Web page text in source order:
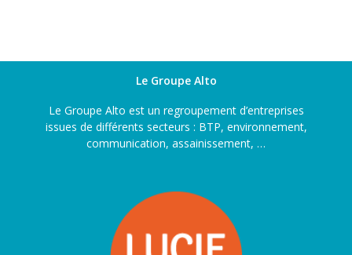
Le Groupe Alto
Le Groupe Alto est un regroupement d’entreprises
issues de différents secteurs : BTP, environnement,
communication, assainissement, …